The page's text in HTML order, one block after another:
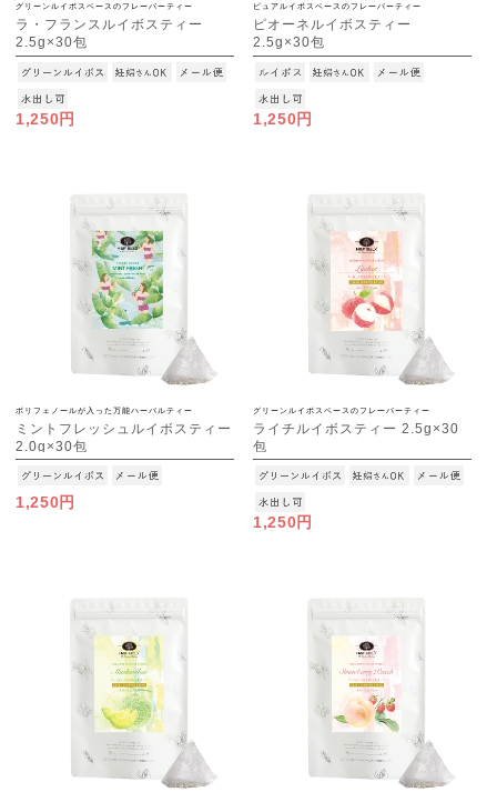
グリーンルイボスベースのフレーバーティー
ラ・フランスルイボスティー
2.5g×30包
[M便 1/3]
1,250円
ピュアルイボスベースのフレーバーティー
ピオーネルイボスティー
2.5g×30包
[M便 1/3]
1,250円
ポリフェノールが入った万能ハーバルティー
ミントフレッシュルイボスティー
2.0g×30包
[M便 1/3]
1,250円
グリーンルイボスベースのフレーバーティー
ライチルイボスティー 2.5g×30
包
[M便 1/3]
1,250円